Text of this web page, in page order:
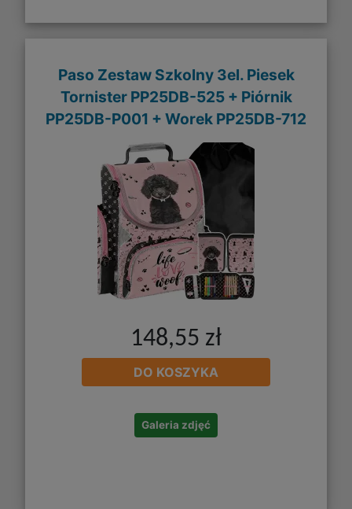
Paso Zestaw Szkolny 3el. Piesek
Tornister PP25DB-525 + Piórnik
PP25DB-P001 + Worek PP25DB-712
148,55 zł
DO KOSZYKA
Galeria zdjęć